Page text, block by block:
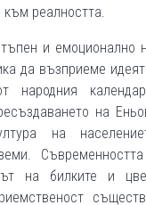
реалността.
и емоционално
да възприеме
народния
на
на
на билките и